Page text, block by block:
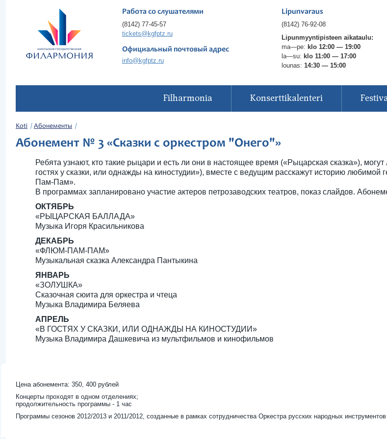
Работа со слушателями
(8142) 77-45-57
tickets@kgfptz.ru
Официальный почтовый адрес
info@kgfptz.ru
Lipunvaraus
(8142) 76-92-08
Lipunmyyntipisteen aikataulu:
ma—pe: klo 12:00 — 19:00
la—su: klo 11:00 — 17:00
lounas: 14:30 — 15:00
Filharmonia Konserttikalenteri
Koti Абонементы
Абонемент № 3 «Сказки с оркестром "Онего"»
Ребята узнают, кто такие рыцари и есть ли они в настоящее время («Рыцарская сказка»),
гостях у сказки, или однажды на киностудии»), вместе с ведущим расскажут историю любимой
Пам-Пам».
В программах запланировано участие актеров петрозаводских театров, показ слайдов.
ОКТЯБРЬ
«РЫЦАРСКАЯ БАЛЛАДА»
Музыка Игоря Красильникова
ДЕКАБРЬ
«ФЛЮМ-ПАМ-ПАМ»
Музыкальная сказка Александра Пантыкина
ЯНВАРЬ
«ЗОЛУШКА»
Сказочная сюита для оркестра и чтеца
Музыка Владимира Беляева
АПРЕЛЬ
«В ГОСТЯХ У СКАЗКИ, ИЛИ ОДНАЖДЫ НА КИНОСТУДИИ»
Музыка Владимира Дашкевича из мультфильмов и кинофильмов
Цена абонемента: 350, 400 рублей
Концерты проходят в одном отделениях;
продолжительность программы - 1 час
Программы сезонов 2012/2013 и 2011/2012, созданные в рамках сотрудничества Оркестра русских народных